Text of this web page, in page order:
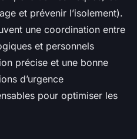
et prévenir l’isolement).
une coordination entre
et personnels
précise et une bonne
d’urgence
pour optimiser les